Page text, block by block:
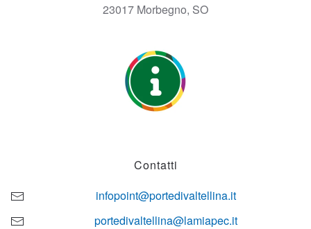
23017 Morbegno, SO
Contatti
infopoint@portedivaltellina.it
portedivaltellina@lamiapec.it